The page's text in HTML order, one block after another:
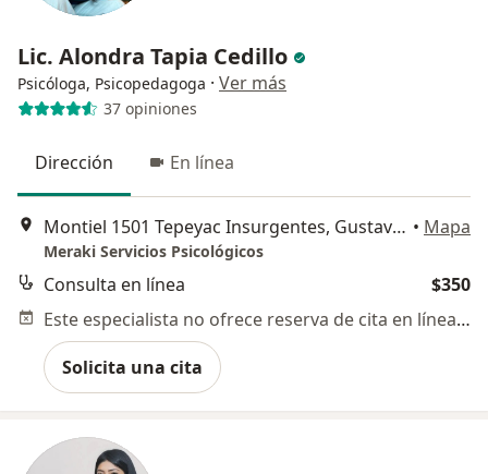
Lic. Alondra Tapia Cedillo
Psicóloga, Psicopedagoga · Ver más
37 opiniones
Dirección En línea
Montiel 1501 Tepeyac Insurgentes, Gustavo A Madero • Mapa
Meraki Servicios Psicológicos
Consulta en línea
$350
Este especialista no ofrece reserva de cita en línea en esta dirección.
Solicita una cita